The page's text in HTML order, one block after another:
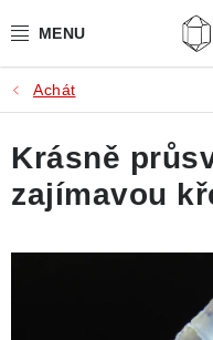
na
PŘÍRODNÍ KAMENY
BROUŠENÉ KAMENY
MISTROVSKÉ KRYSTALY
Achát
Krásně
zajímavou